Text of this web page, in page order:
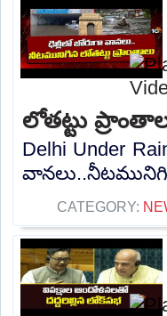
లోతట్టు
Delhi Under
CATEGORY: